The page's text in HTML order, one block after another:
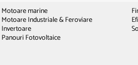
Motoare marine
Motoare Industriale & Feroviare
Invertoare
Panouri Fotovoltaice